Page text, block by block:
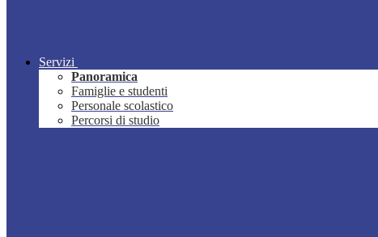
Servizi
Panoramica
Famiglie e studenti
Personale scolastico
Percorsi di studio